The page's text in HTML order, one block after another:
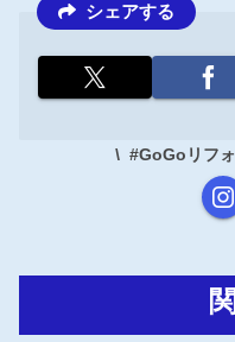
シェアする
#GoGoリフ